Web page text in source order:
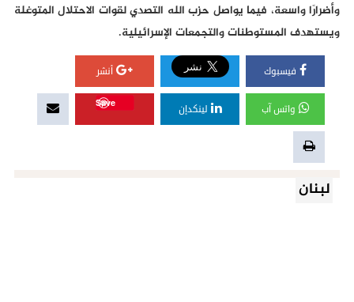
وأضرارًا واسعة، فيما يواصل حزب الله التصدي لقوات الاحتلال المتوغلة
ويستهدف المستوطنات والتجمعات الإسرائيلية.
فيسبوك أنشر
واتس آب لينكدإن
Save
لبنان